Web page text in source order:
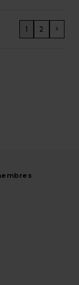
1 2 >